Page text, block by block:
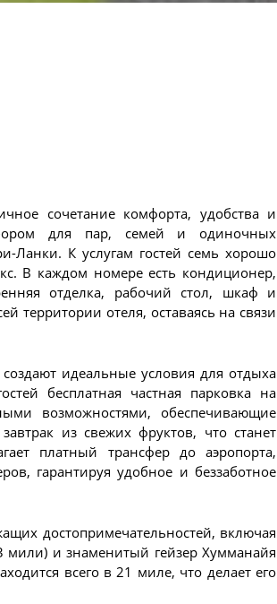
сочетание комфорта, удобства и
для пар, семей и одиночных
Ланки. К услугам гостей семь хорошо
В каждом номере есть кондиционер,
отделка, рабочий стол, шкаф и
территории отеля, оставаясь на связи
идеальные условия для отдыха
бесплатная частная парковка на
возможностями, обеспечивающие
из свежих фруктов, что станет
платный трансфер до аэропорта,
гарантируя удобное и беззаботное
достопримечательностей, включая
мили) и знаменитый гейзер Хумманайя
всего в 21 миле, что делает его